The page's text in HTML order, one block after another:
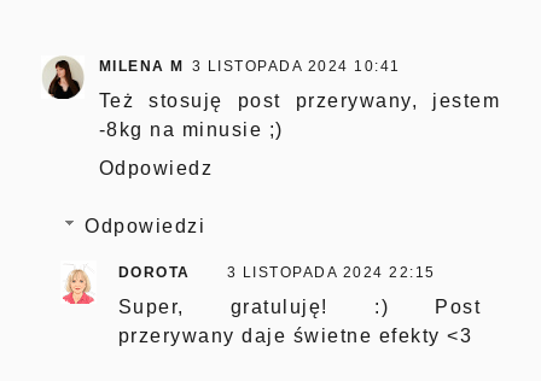
MILENA M 3 LISTOPADA 2024 10:41
Też stosuję post przerywany, jestem
-8kg na minusie ;)
Odpowiedz
Odpowiedzi
DOROTA 3 LISTOPADA 2024 22:15
Super, gratuluję! :) Post
przerywany daje świetne efekty <3